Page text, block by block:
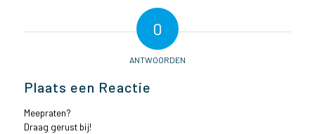
0
ANTWOORDEN
Plaats een Reactie
Meepraten?
Draag gerust bij!